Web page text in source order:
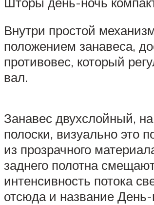
Внутри простой
положением занавеса,
противовес, который
вал.
Занавес двухслойный,
полоски, визуально это
из прозрачного
заднего полотна
интенсивность потока
отсюда и название